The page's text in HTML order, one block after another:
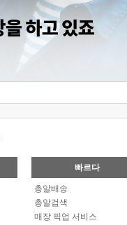
빠르다
총알배송
총알검색
매장 픽업 서비스